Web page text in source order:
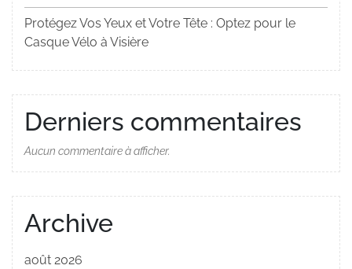
Protégez Vos Yeux et Votre Tête : Optez pour le
Casque Vélo à Visière
Derniers commentaires
Aucun commentaire à afficher.
Archive
août 2026